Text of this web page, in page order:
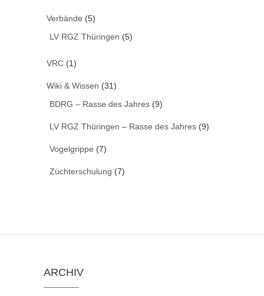
Verbände (5)
LV RGZ Thüringen (5)
VRC (1)
Wiki & Wissen (31)
BDRG – Rasse des Jahres (9)
LV RGZ Thüringen – Rasse des Jahres (9)
Vogelgrippe (7)
Züchterschulung (7)
ARCHIV